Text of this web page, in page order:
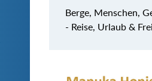
Berge, Menschen,
- Reise, Urlaub &